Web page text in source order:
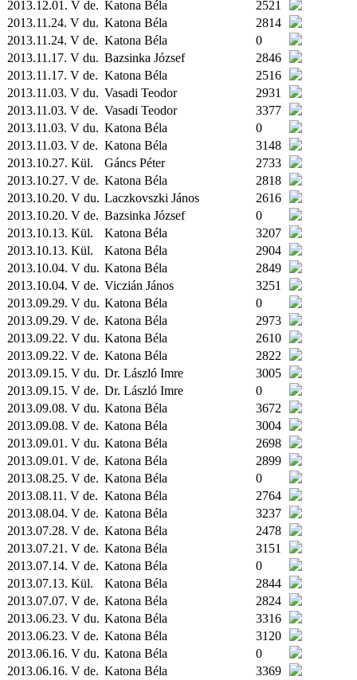
2013.12.01. V de. Katona Béla
2521
2013.11.24. V du. Katona Béla
2814
2013.11.24. V de. Katona Béla
0
2013.11.17. V du. Bazsinka József
2846
2013.11.17. V de. Katona Béla
2516
2013.11.03. V du. Vasadi Teodor
2931
2013.11.03. V de. Vasadi Teodor
3377
2013.11.03. V du. Katona Béla
0
2013.11.03. V de. Katona Béla
3148
2013.10.27. Kül. Gáncs Péter
2733
2013.10.27. V de. Katona Béla
2818
2013.10.20. V du. Laczkovszki János
2616
2013.10.20. V de. Bazsinka József
0
2013.10.13. Kül. Katona Béla
3207
2013.10.13. Kül. Katona Béla
2904
2013.10.04. V du. Katona Béla
2849
2013.10.04. V de. Viczián János
3251
2013.09.29. V du. Katona Béla
0
2013.09.29. V de. Katona Béla
2973
2013.09.22. V du. Katona Béla
2610
2013.09.22. V de. Katona Béla
2822
2013.09.15. V du. Dr. László Imre
3005
2013.09.15. V de. Dr. László Imre
0
2013.09.08. V du. Katona Béla
3672
2013.09.08. V de. Katona Béla
3004
2013.09.01. V du. Katona Béla
2698
2013.09.01. V de. Katona Béla
2899
2013.08.25. V de. Katona Béla
0
2013.08.11. V de. Katona Béla
2764
2013.08.04. V de. Katona Béla
3237
2013.07.28. V de. Katona Béla
2478
2013.07.21. V de. Katona Béla
3151
2013.07.14. V de. Katona Béla
0
2013.07.13. Kül. Katona Béla
2844
2013.07.07. V de. Katona Béla
2824
2013.06.23. V du. Katona Béla
3316
2013.06.23. V de. Katona Béla
3120
2013.06.16. V du. Katona Béla
0
2013.06.16. V de. Katona Béla
3369